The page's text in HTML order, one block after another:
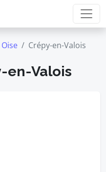
Oise Crépy-en-Valois
en-Valois